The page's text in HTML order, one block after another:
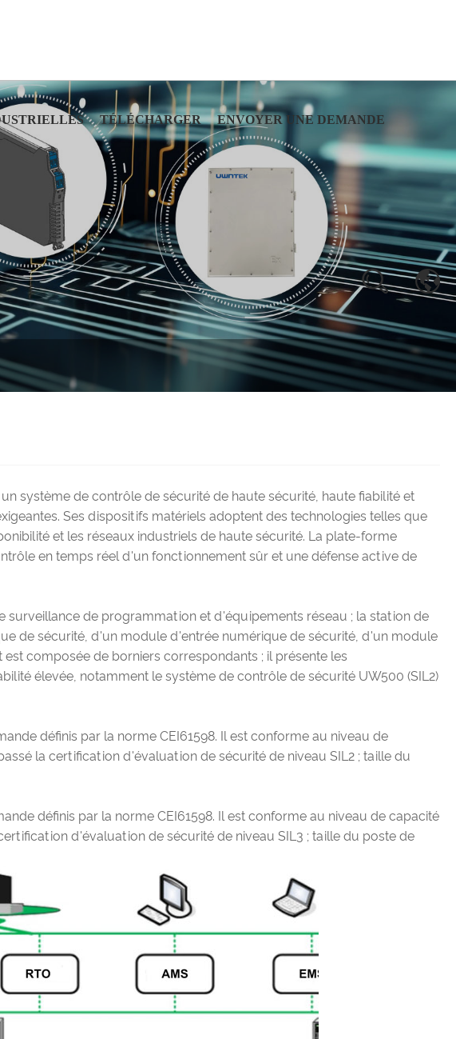
TÉLÉCHARGER ENVOYER UNE DEMANDE
système de contrôle de sécurité de haute sécurité, haute fiabilité et
Ses dispositifs matériels adoptent des technologies telles que
et les réseaux industriels de haute sécurité. La plate-forme
en temps réel d'un fonctionnement sûr et une défense active de
de programmation et d'équipements réseau ; la station de
de sécurité, d'un module d'entrée numérique de sécurité, d'un module
composée de borniers correspondants ; il présente les
élevée, notamment le système de contrôle de sécurité UW500 (SIL2)
définis par la norme CEI61598. Il est conforme au niveau de
la certification d'évaluation de sécurité de niveau SIL2 ; taille du
définis par la norme CEI61598. Il est conforme au niveau de capacité
d'évaluation de sécurité de niveau SIL3 ; taille du poste de